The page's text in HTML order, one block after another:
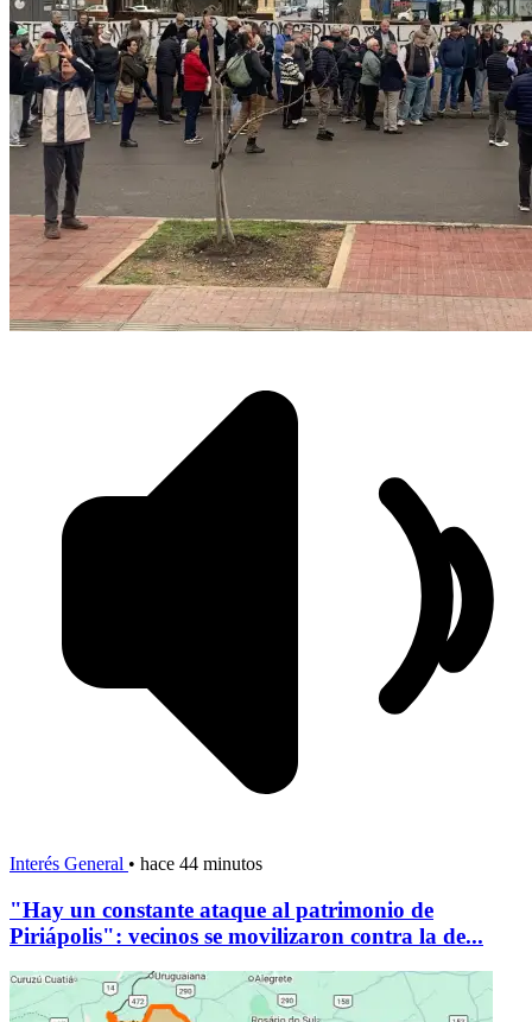
Interés General • hace 44 minutos
"Hay un constante ataque al patrimonio de
Piriápolis": vecinos se movilizaron contra la de...